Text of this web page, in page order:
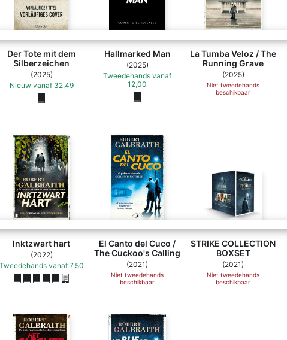
Der Tote mit dem
Silberzeichen
(2025)
Nieuw vanaf 32,49
Hallmarked Man
(2025)
Tweedehands vanaf
12,00
La Tumba Veloz / The
Running Grave
(2025)
Niet tweedehands
beschikbaar
Inktzwart hart
(2022)
Tweedehands vanaf 7,50
El Canto del Cuco /
The Cuckoo's Calling
(2021)
Niet tweedehands
beschikbaar
STRIKE COLLECTION
BOXSET
(2021)
Niet tweedehands
beschikbaar